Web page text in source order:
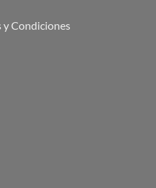
y Condiciones